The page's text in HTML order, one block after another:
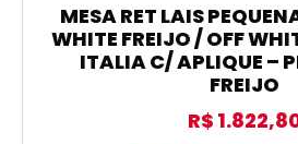
MESA RET LAIS
WHITE FREIJO / OFF
ITALIA C/ APLIQUE –
FREIJO
R$